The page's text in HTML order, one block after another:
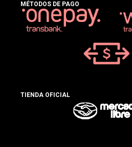
MÉTODOS DE PAGO
TIENDA OFICIAL